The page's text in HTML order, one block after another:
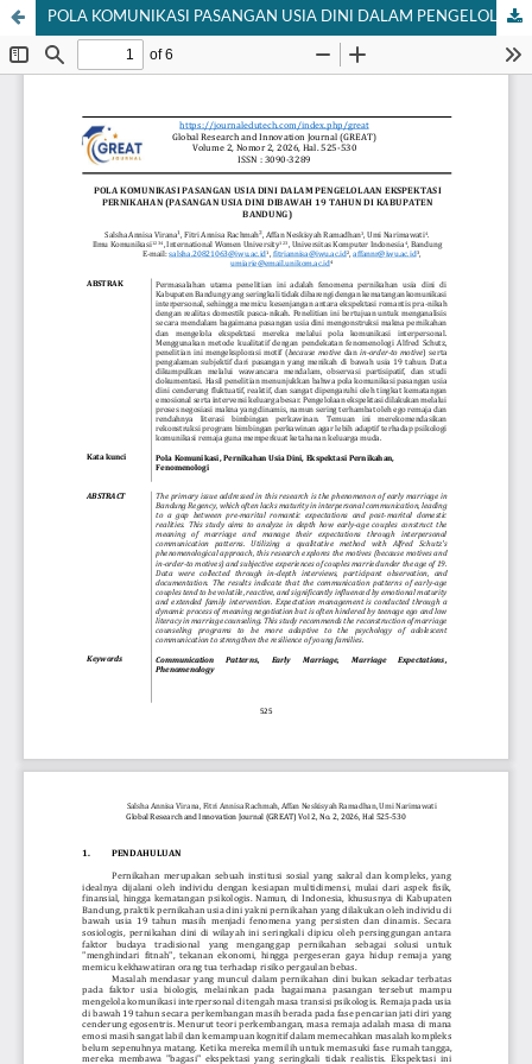
POLA KOMUNIKASI PASANGAN USIA DINI DALAM PENGELOLAAN EKSPEKTASI PERNIKAHAN (PASANGAN USIA DINI DIBAWAH 19 TAHUN DI KABUPATEN BANDUNG)